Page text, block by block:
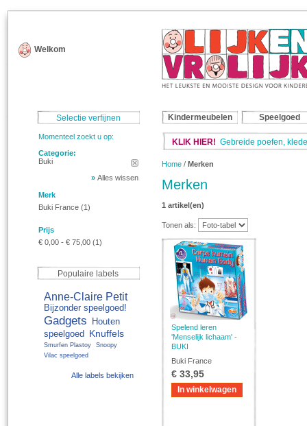
Welkom
Kindermeubelen Speelgoed
KLIK HIER! Gebreide poefen,
Home / Merken
Merken
1 artikel(en)
Tonen als:
Spelend leren
'Menselijk lichaam' -
BUKI
Buki France
€ 33,95
In winkelwagen
Selectie verfijnen
Momenteel zoekt u op:
Categorie:
Buki
» Alles wissen
Merk
Buki France (1)
Prijs
€ 0,00 - € 75,00 (1)
Populaire labels
Anne-Claire Petit
Bijzonder speelgoed!
Gadgets
Houten
speelgoed
Knuffels
Smurfen Plastoy
Snoopy
Vilac speelgoed
Alle labels bekijken